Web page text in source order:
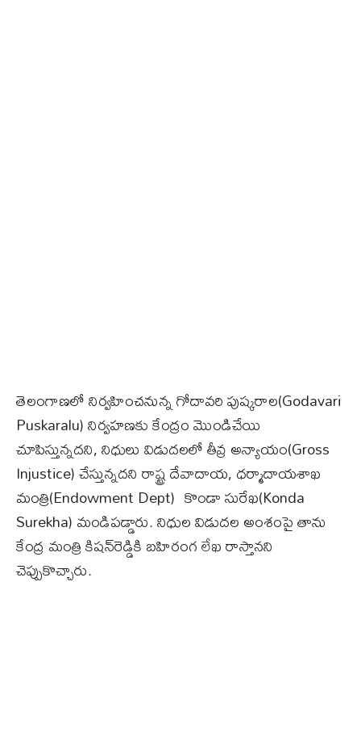
తెలంగాణలో నిర్వహించనున్న గోదావరి పుష్కరాల(Godavari
Puskaralu) నిర్వహణకు కేంద్రం మొండిచేయి
చూపిస్తున్నదని, నిధులు విడుదలలో తీవ్ర అన్యాయం(Gross
Injustice)చేస్తున్నదని రాష్ట్ర దేవాదాయ, ధర్మాదాయశాఖ
మంత్రి(Endowment Dept) కొండా సురేఖ(Konda
Surekha) మండిపడ్డారు. నిధుల విడుదల అంశంపై తాను
కేంద్ర మంత్రి కిషన్​రెడ్డికి బహిరంగ లేఖ రాస్తానని
చెప్పుకొచ్చారు.